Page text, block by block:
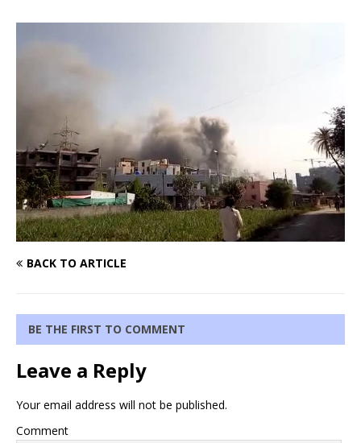
BACK TO ARTICLE
BE THE FIRST TO COMMENT
Leave a Reply
Your email address will not be published.
Comment